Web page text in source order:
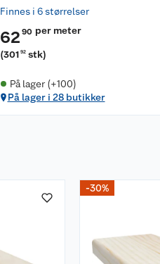
Finnes i 6 størrelser
62 90 per meter
(301 92 stk)
På lager (+100)
På lager i 28 butikker
-30%